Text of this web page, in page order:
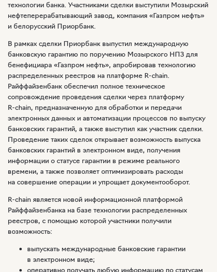
технологии банка. Участниками сделки выступили Мозырский
нефтеперерабатывающий завод, компания «Газпром нефть»
и белорусский Приорбанк.
В рамках сделки Приорбанк выпустил международную
банковскую гарантию по поручению Мозырского НПЗ для
бенефициара «Газпром нефть», апробировав технологию
распределенных реестров на платформе R-chain.
Райффайзенбанк обеспечил полное техническое
сопровождение проведения сделки через платформу
R-chain, предназначенную для обработки и передачи
электронных данных и автоматизации процессов по выпуску
банковских гарантий, а также выступил как участник сделки.
Проведение таких сделок открывает возможность выпуска
банковских гарантий в электронном виде, получения
информации о статусе гарантии в режиме реального
времени, а также позволяет оптимизировать расходы
на совершение операции и упрощает документооборот.
R-chain является новой информационной платформой
Райффайзенбанка на базе технологии распределенных
реестров, с помощью которой участники получили
возможность:
выпускать международные банковские гарантии
в электронном виде;
оперативно получать любую информацию по статусам